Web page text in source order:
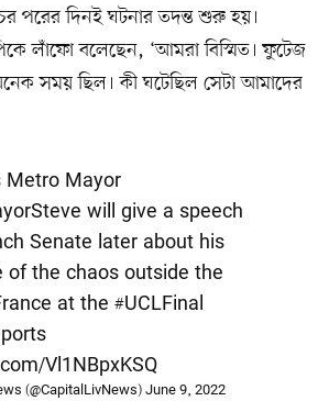
পরের দিনই ঘটনার তদন্ত শুরু হয়।
লাঁফো বলেছেন, ‘আমরা বিস্মিত। ফুটেজ
সময় ছিল। কী ঘটেছিল সেটা আমাদের
Metro Mayor
will give a speech
Senate later about his
of the chaos outside the
at the #UCLFinal
Vl1NBpxKSQ
(@CapitalLivNews)June 9, 2022